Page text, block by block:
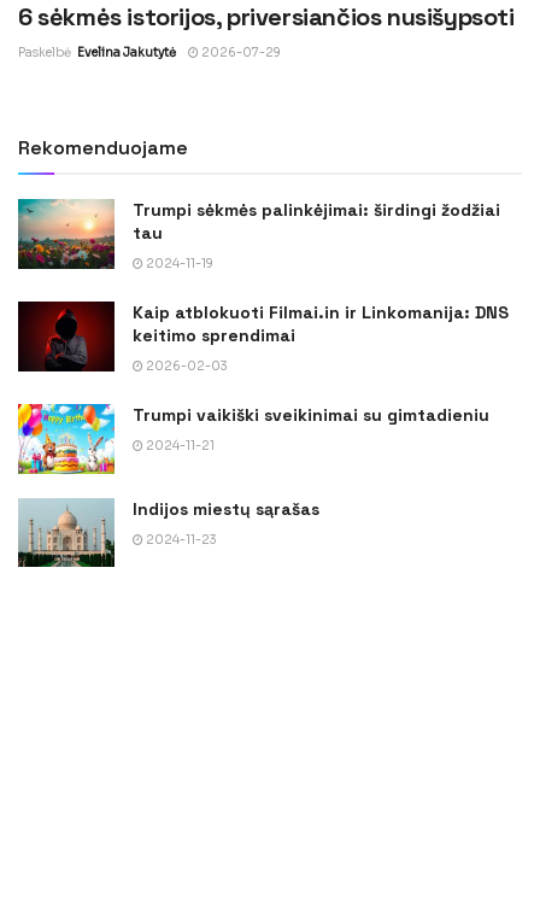
6 sėkmės istorijos, priversiančios nusišypsoti
Paskelbė Evelina Jakutytė 2026-07-29
Rekomenduojame
Trumpi sėkmės palinkėjimai: širdingi žodžiai
tau
2024-11-19
Kaip atblokuoti Filmai.in ir Linkomanija: DNS
keitimo sprendimai
2026-02-03
Trumpi vaikiški sveikinimai su gimtadieniu
2024-11-21
Indijos miestų sąrašas
2024-11-23